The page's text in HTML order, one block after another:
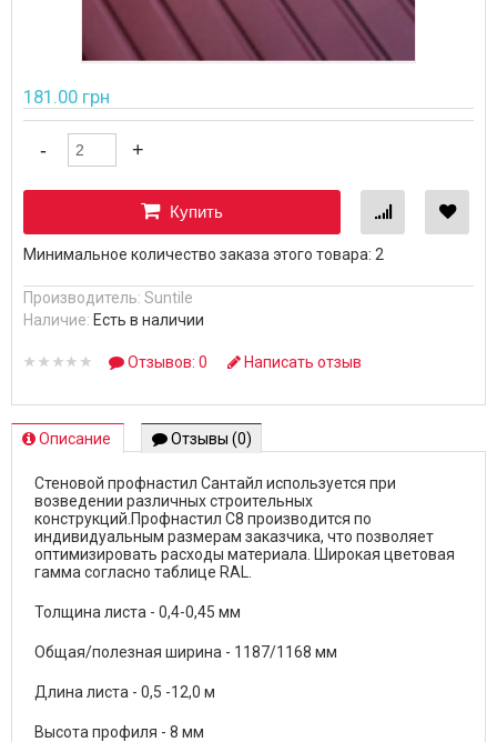
181.00 грн
Купить
Минимальное количество заказа этого товара: 2
Производитель: Suntile
Наличие: Есть в наличии
Отзывов: 0 Написать отзыв
Описание Отзывы (0)
Стеновой профнастил Сантайл используется при
возведении различных строительных
конструкций.Профнастил С8 производится по
индивидуальным размерам заказчика, что позволяет
оптимизировать расходы материала. Широкая цветовая
гамма согласно таблице RAL.
Толщина листа - 0,4-0,45 мм
Общая/полезная ширина - 1187/1168 мм
Длина листа - 0,5 -12,0 м
Высота профиля - 8 мм